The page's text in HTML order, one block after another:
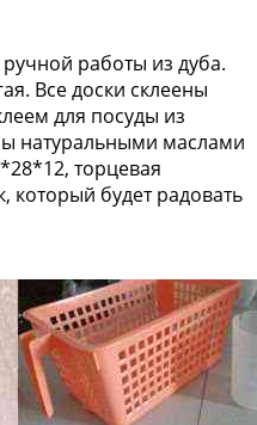
работы из дуба.
Все доски склеены
для посуды из
натуральными маслами
торцевая
будет радовать